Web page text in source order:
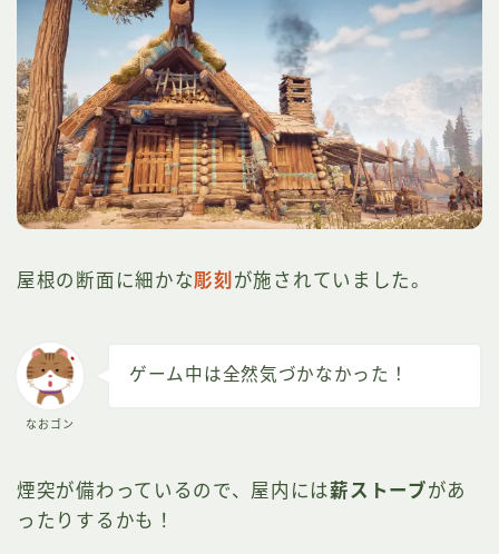
屋根の断面に細かな彫刻 が施されていました。
なおゴン
ゲーム中は全然気づかなかった！
煙突が備わっているので、屋内には薪ストーブがあ
ったりするかも！